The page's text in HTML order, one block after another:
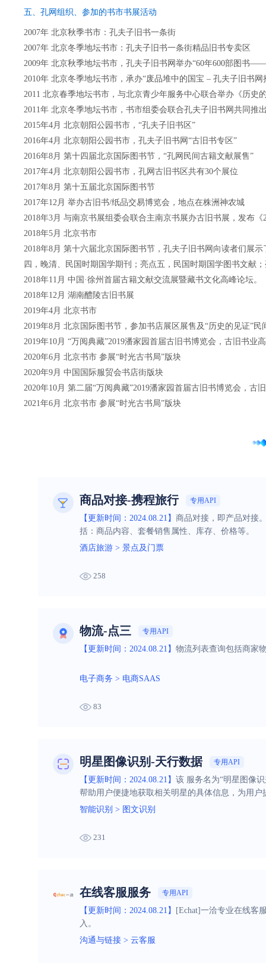
五、孔网组织、参加的书市书展活动
2007年 北京秋季书市：孔夫子旧书一条街
2007年 北京冬季地坛书市：孔夫子旧书一条街精品旧书专卖区
2009年 北京秋季地坛书市，孔夫子旧书网举办“60年600部图书
2010年 北京冬季地坛书市，承办“废品堆中的国宝 – 孔夫子旧书
2011 北京春季地坛书市，与北京青少年服务中心联合举办《历
2011年 北京冬季地坛书市，书市组委会联合孔夫子旧书网共同推
2015年4月 北京朝阳公园书市，“孔夫子旧书区”
2016年4月 北京朝阳公园书市，孔夫子旧书网“古旧书专区”
2016年8月 第十四届北京国际图书节，“孔网民间古籍文献展售”
2017年4月 北京朝阳公园书市，孔网古旧书区共有30个展位
2017年8月 第十五届北京国际图书节
2017年12月 举办古旧书/纸品交易博览会，地点在株洲神农城
2018年3月 与南京书展组委会联合主南京书展办古旧书展，发布
2018年5月 北京书市
2018年8月 第十六届北京国际图书节，孔夫子旧书网向读者们展
四，晚清、民国时期国学期刊；亮点五，民国时期国学图书文献
2018年11月 中国·徐州首届古籍文献交流展暨藏书文化高峰论坛。
2018年12月 湖南醴陵古旧书展
2019年4月 北京书市
2019年8月 北京国际图书节，参加书店展区展售及“历史的见证”
2019年10月 “万阅典藏”2019潘家园首届古旧书博览会，古旧书
2020年6月 北京书市 参展“时光古书局”版块
2020年9月 中国国际服贸会书店街版块
2020年10月 第二届“万阅典藏”2019潘家园首届古旧书博览会，
2021年6月 北京书市 参展“时光古书局”版块
商品对接-携程旅行 专用API
【更新时间：2024.08.21】 商品对接，即产品对接
括：商品内容、套餐销售属性、库存、价格等。
酒店旅游 > 景点及门票
258
物流-点三 专用API
【更新时间：2024.08.21】 物流列表查询包括商家
电子商务 > 电商SAAS
83
明星图像识别-天行数据 专用API
【更新时间：2024.08.21】 该 服务名为“明星图像
帮助用户便捷地获取相关明星的具体信息，为用
智能识别 > 图文识别
231
在线客服服务 专用API
【更新时间：2024.08.21】 [Echat]一洽专业在线客
入。
沟通与链接 > 云客服